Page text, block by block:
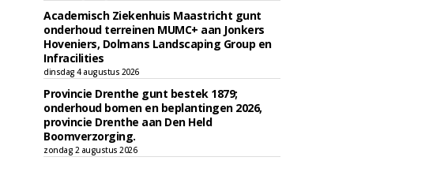
Academisch Ziekenhuis Maastricht gunt
onderhoud terreinen MUMC+ aan Jonkers
Hoveniers, Dolmans Landscaping Group en
Infracilities
dinsdag 4 augustus 2026
Provincie Drenthe gunt bestek 1879;
onderhoud bomen en beplantingen 2026,
provincie Drenthe aan Den Held
Boomverzorging.
zondag 2 augustus 2026